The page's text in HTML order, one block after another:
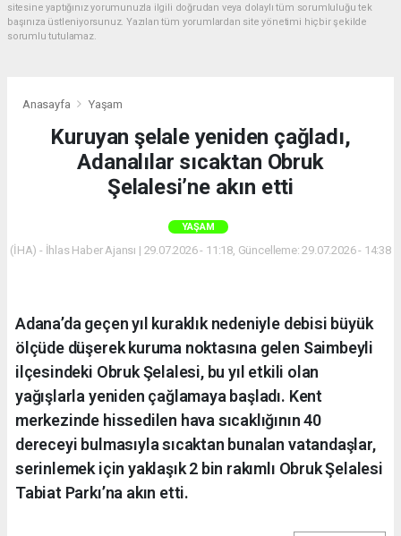
sitesine yaptığınız yorumunuzla ilgili doğrudan veya dolaylı tüm sorumluluğu tek
başınıza üstleniyorsunuz. Yazılan tüm yorumlardan site yönetimi hiçbir şekilde
sorumlu tutulamaz.
Anasayfa Yaşam
Kuruyan şelale yeniden çağladı,
Adanalılar sıcaktan Obruk
Şelalesi’ne akın etti
YAŞAM
(İHA) - İhlas Haber Ajansı | 29.07.2026 - 11:18, Güncelleme: 29.07.2026 - 14:38
Adana’da geçen yıl kuraklık nedeniyle debisi büyük
ölçüde düşerek kuruma noktasına gelen Saimbeyli
ilçesindeki Obruk Şelalesi, bu yıl etkili olan
yağışlarla yeniden çağlamaya başladı. Kent
merkezinde hissedilen hava sıcaklığının 40
dereceyi bulmasıyla sıcaktan bunalan vatandaşlar,
serinlemek için yaklaşık 2 bin rakımlı Obruk Şelalesi
Tabiat Parkı’na akın etti.